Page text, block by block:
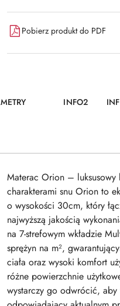
Pobierz produkt do PDF
INFO2
Materac Orion –
charakterami snu Orion to
o wysokości 30cm, który
najwyższą jakością
na 7-strefowym wkładzie
sprężyn na m²,
ciała oraz wysoki komfort
różne powierzchnie
wystarczy go odwrócić,